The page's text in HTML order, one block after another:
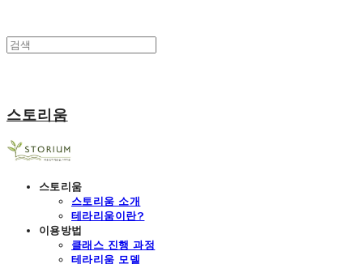
스토리움
스토리움
스토리움 소개
테라리움이란?
이용방법
클래스 진행 과정
테라리움 모델